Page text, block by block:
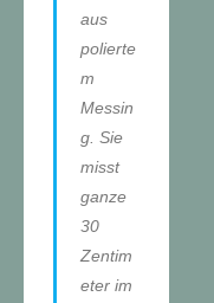
aus
polierte
m
Messin
g. Sie
misst
ganze
30
Zentim
eter im